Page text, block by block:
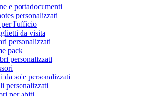
e portadocumenti
personalizzati
per l'ufficio
da visita
personalizzati
pack
personalizzati
da sole personalizzati
personalizzati
per abiti